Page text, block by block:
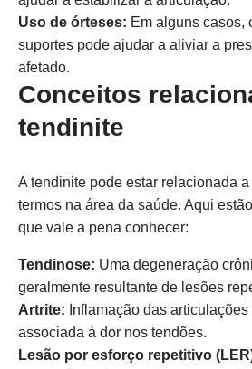
Uso de órteses: Em alguns casos,
suportes pode ajudar a aliviar a
afetado.
Conceitos
tendinite
A tendinite pode estar relacionada
termos na área da saúde. Aqui
que vale a pena conhecer:
Tendinose: Uma degeneração
geralmente resultante de lesões
Artrite: Inflamação das
associada à dor nos tendões.
Lesão por esforço repetitivo